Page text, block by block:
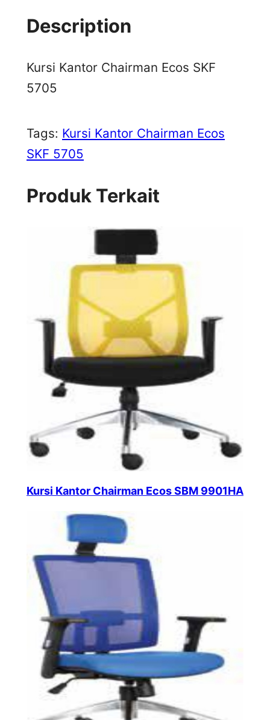
Description
Kursi Kantor Chairman Ecos SKF
5705
Tags: Kursi Kantor Chairman Ecos
SKF 5705
Produk Terkait
Kursi Kantor Chairman Ecos SBM 9901HA